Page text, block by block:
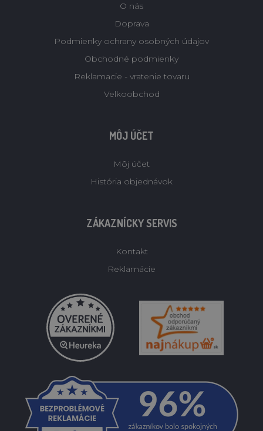
O nás
Doprava
Podmienky ochrany osobných údajov
Obchodné podmienky
Reklamacie - vratenie tovaru
Velkoobchod
MÔJ ÚČET
Môj účet
História objednávok
ZÁKAZNÍCKY SERVIS
Kontakt
Reklamácie